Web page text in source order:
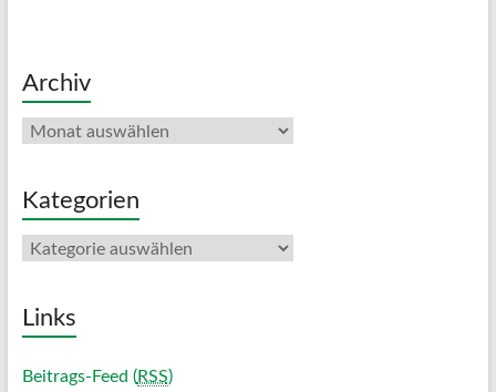
Archiv
Archiv
Kategorien
Kategorien
Links
Beitrags-Feed (RSS)